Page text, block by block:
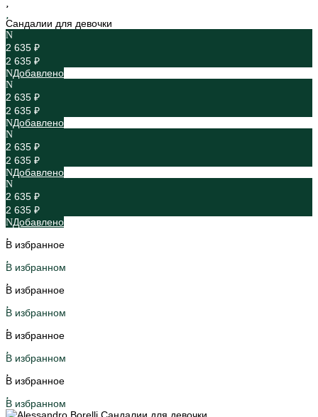
Сандалии для девочки
2 635 ₽
2 635 ₽
Добавлено
2 635 ₽
2 635 ₽
Добавлено
2 635 ₽
2 635 ₽
Добавлено
2 635 ₽
2 635 ₽
Добавлено
В избранное
В избранном
В избранное
В избранном
В избранное
В избранном
В избранное
В избранном